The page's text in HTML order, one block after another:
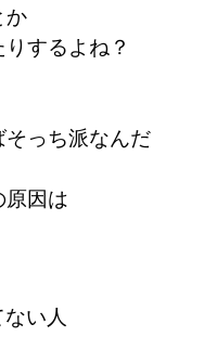
か
するよね？
っち派なんだ
因は
い人